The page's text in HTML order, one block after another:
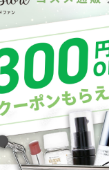
創業150年、英国伝統の
ドメイドヘアブラシ
メイソンピアソン